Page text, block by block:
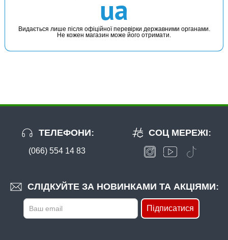
КУПИТИ
Силікон Fishing ROI Wing Larva 76mm A104 (за 1шт)
В наявності
Силікон Fishing ROI Wing Larva 76mm B038 (за 1шт)
ua
Видається лише після офіційної перевірки державними органами.
Не кожен магазин може його отримати.
ТЕЛЕФОНИ:
(066) 554 14 83
СЛІДКУЙТЕ ЗА НОВИНКАМИ ТА АКЦІЯМИ:
Підписатися
СОЦ МЕРЕЖІ: